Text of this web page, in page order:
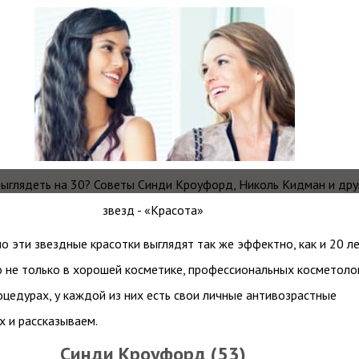
эти звездные красотки выглядят так же эффектно, как и 20
только в хорошей косметике, профессиональных
у каждой из них есть свои личные антивозрастные
и рассказываем.
Синди Кроуфорд (53)